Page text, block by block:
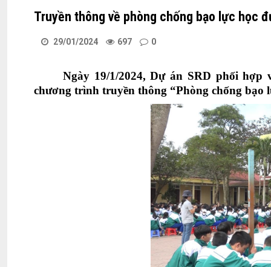
Truyền thông về phòng chống bạo lực học
29/01/2024 697 0
Ngày 19/1/2024, Dự án SRD phối
chương trình truyền thông “Phòng chống